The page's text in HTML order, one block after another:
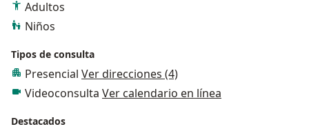
Adultos
Niños
Tipos de consulta
Presencial Ver direcciones (4)
Videoconsulta Ver calendario en línea
Destacados